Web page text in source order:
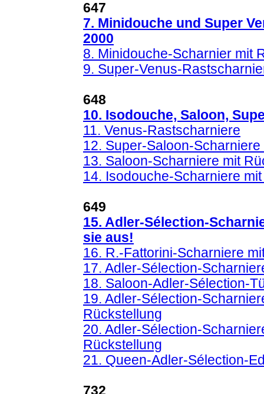
647
7. Minidouche und Super
2000
8. Minidouche-Scharnier mit
9. Super-Venus-
648
10. Isodouche, Saloon,
11. Venus-Rastscharniere
12. Super-Saloon-
13. Saloon-Scharniere mit
14. Isodouche-Scharniere
649
15. Adler-Sélection-
sie aus!
16. R.-Fattorini-Scharniere
17. Adler-Sélection-
18. Saloon-Adler-Sélection-
19. Adler-Sélection-
Rückstellung
20. Adler-Sélection-
Rückstellung
21. Queen-Adler-Sélection-
732